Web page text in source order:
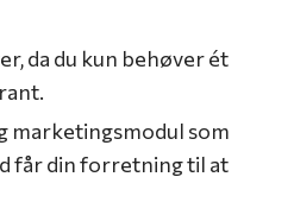
da du kun behøver ét
marketingsmodul som
får din forretning til at